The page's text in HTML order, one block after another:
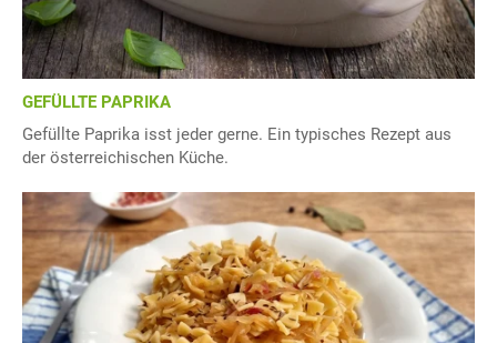
GEFÜLLTE PAPRIKA
Gefüllte Paprika isst jeder gerne. Ein typisches Rezept aus
der österreichischen Küche.